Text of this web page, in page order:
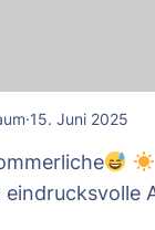
·15. Juni 2025